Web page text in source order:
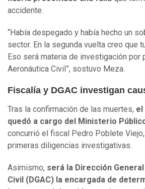
accidente.
“Había despegado y había hecho un
sector. En la segunda vuelta creo que
Eso será materia de investigación por
Aeronáutica Civil”, sostuvo Meza.
Fiscalía y DGAC investigan
Tras la confirmación de las muertes, el
quedó a cargo del Ministerio
concurrió el fiscal Pedro Poblete
primeras diligencias investigativas.
Asimismo, será la Dirección
Civil (DGAC) la encargada de